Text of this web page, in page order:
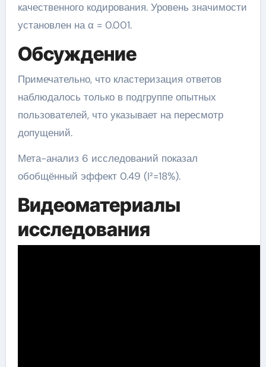
качественного кодирования. Уровень значимости
установлен на α = 0.001.
Обсуждение
Примечательно, что кластеризация ответов
наблюдалось только в подгруппе опытных
пользователей, что указывает на пересмотр
допущений.
Мета-анализ 6 исследований показал
обобщённый эффект 0.49 (I²=18%).
Видеоматериалы
исследования